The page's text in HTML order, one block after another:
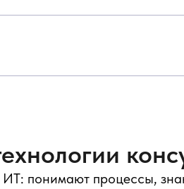
понимают процессы,